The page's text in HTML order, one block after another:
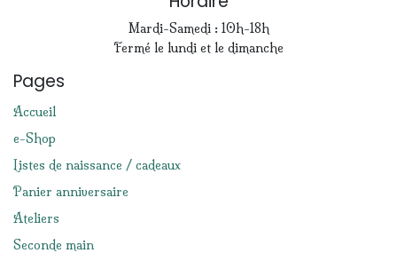
Mardi-Samedi : 10h-18h
Fermé le lundi et le dimanche
Pages
Accueil
e-Shop
Listes de naissance / cadeaux
Panier anniversaire
Ateliers
Seconde main